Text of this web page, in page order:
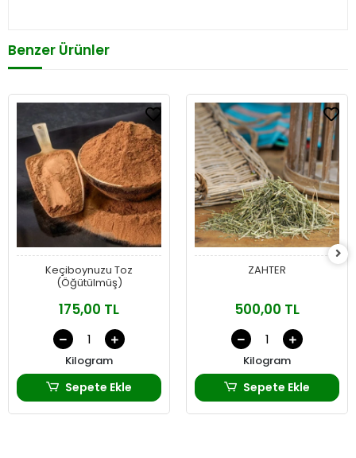
Benzer Ürünler
Keçiboynuzu Toz
(Öğütülmüş)
175,00 TL
Kilogram
Sepete Ekle
ZAHTER
500,00 TL
Kilogram
Sepete Ekle